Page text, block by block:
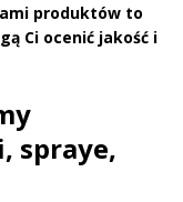
produktów to
Ci ocenić jakość i
spraye,